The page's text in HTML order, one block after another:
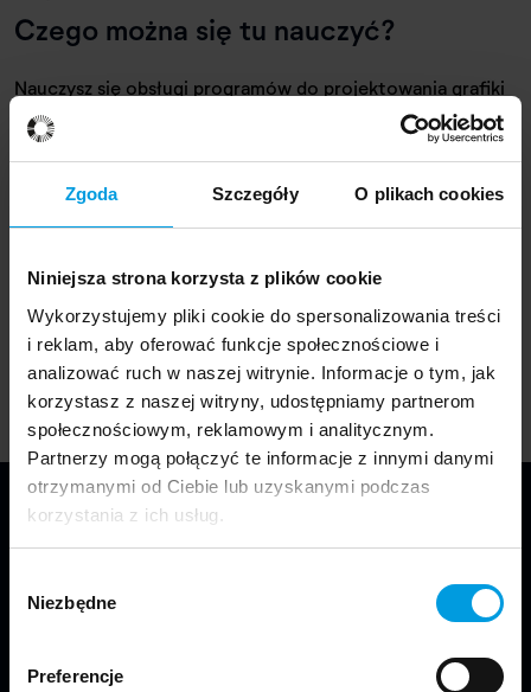
Zgoda Szczegóły O plikach cookies
Niniejsza strona korzysta z plików cookie
Wykorzystujemy pliki cookie do spersonalizowania treści
i reklam, aby oferować funkcje społecznościowe i
analizować ruch w naszej witrynie. Informacje o tym, jak
korzystasz z naszej witryny, udostępniamy partnerom
społecznościowym, reklamowym i analitycznym.
Partnerzy mogą połączyć te informacje z innymi danymi
otrzymanymi od Ciebie lub uzyskanymi podczas
korzystania z ich usług.
zgody
Niezbędne
Preferencje
Czego można się tu nauczyć?
Nauczysz się obsługi programów do projektowania grafiki
oraz edycji zdjęć i filmów. Przygotujesz dokumentację
techniczną i projektową. Poznasz zasady przygotowania
Stworzysz też trójwymiarowe modele, które potem
zrealizujesz w innych pracowniach przy pomocy
drukarki 3D.
Jesteśmy częścią Wydziału Projektowania